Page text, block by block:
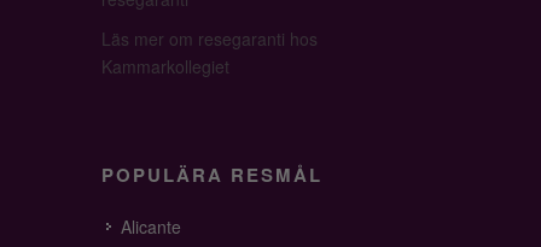
Läs mer om resegaranti hos
Kammarkollegiet
POPULÄRA RESMÅL
Alicante